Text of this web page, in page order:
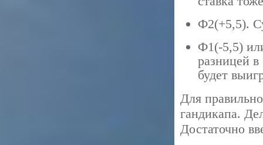
Ф2(+5,5).
Ф1(-5,5)
разницей в
будет
Для
гандикапа.
Достаточно